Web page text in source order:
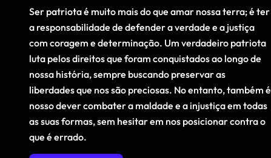
Ser patriota é muito mais do que amar nossa terra; é ter
a responsabilidade de defender a verdade e a justiça
com coragem e determinação. Um verdadeiro patriota
luta pelos direitos que foram conquistados ao longo de
nossa história, sempre buscando preservar as
liberdades que nos são preciosas. No entanto, também é
nosso dever combater a maldade e a injustiça em todas
as suas formas, sem hesitar em nos posicionar contra o
que é errado.